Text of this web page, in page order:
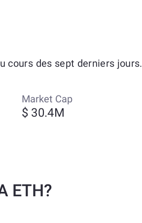
cours des sept derniers jours.
Market Cap
$ 30.4M
ETH?